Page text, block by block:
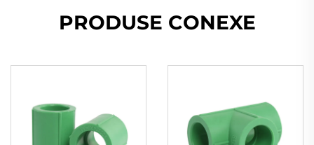
PRODUSE CONEXE